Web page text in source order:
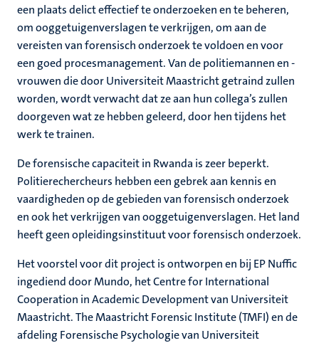
een plaats delict effectief te onderzoeken en te beheren,
om ooggetuigenverslagen te verkrijgen, om aan de
vereisten van forensisch onderzoek te voldoen en voor
een goed procesmanagement. Van de politiemannen en -
vrouwen die door Universiteit Maastricht getraind zullen
worden, wordt verwacht dat ze aan hun collega’s zullen
doorgeven wat ze hebben geleerd, door hen tijdens het
werk te trainen.
De forensische capaciteit in Rwanda is zeer beperkt.
Politierechercheurs hebben een gebrek aan kennis en
vaardigheden op de gebieden van forensisch onderzoek
en ook het verkrijgen van ooggetuigenverslagen. Het land
heeft geen opleidingsinstituut voor forensisch onderzoek.
Het voorstel voor dit project is ontworpen en bij EP Nuffic
ingediend door Mundo, het Centre for International
Cooperation in Academic Development van Universiteit
Maastricht. The Maastricht Forensic Institute (TMFI) en de
afdeling Forensische Psychologie van Universiteit